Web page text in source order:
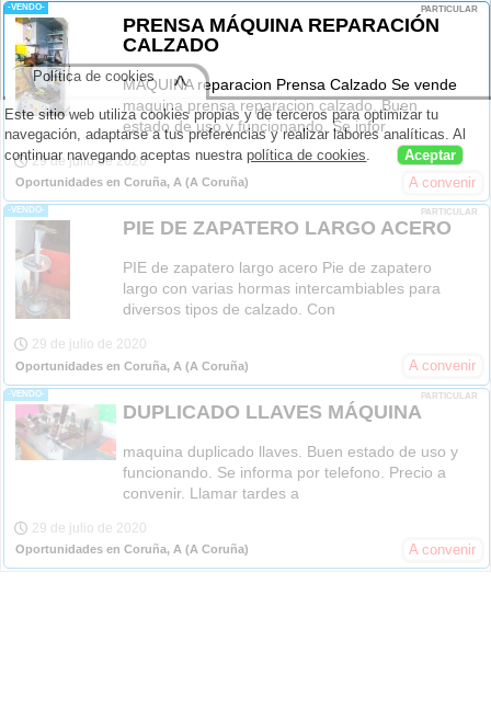
-VENDO- PARTICULAR
PRENSA MÁQUINA REPARACIÓN
CALZADO
MAQUINA reparacion Prensa Calzado Se vende
maquina prensa reparacion calzado. Buen
estado de uso y funcionando. Se infor
29 de julio de 2020
Oportunidades en Coruña, A (A Coruña) A convenir
-VENDO- PARTICULAR
PIE DE ZAPATERO LARGO ACERO
PIE de zapatero largo acero Pie de zapatero
largo con varias hormas intercambiables para
diversos tipos de calzado. Con
29 de julio de 2020
Oportunidades en Coruña, A (A Coruña) A convenir
-VENDO- PARTICULAR
DUPLICADO LLAVES MÁQUINA
maquina duplicado llaves. Buen estado de uso y
funcionando. Se informa por telefono. Precio a
convenir. Llamar tardes a
29 de julio de 2020
Oportunidades en Coruña, A (A Coruña) A convenir
Este sitio web utiliza cookies propias y de terceros para optimizar tu
navegación, adaptarse a tus preferencias y realizar labores analíticas. Al
continuar navegando aceptas nuestrapolítica de cookies Aceptar
Política de cookies ^